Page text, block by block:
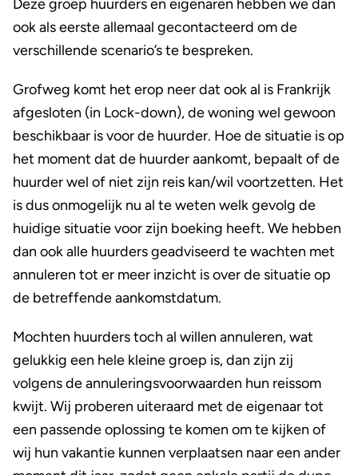
Deze groep huurders en eigenaren hebben we dan
ook als eerste allemaal gecontacteerd om de
verschillende scenario’s te bespreken.
Grofweg komt het erop neer dat ook al is Frankrijk
afgesloten (in Lock-down), de woning wel gewoon
beschikbaar is voor de huurder. Hoe de situatie is op
het moment dat de huurder aankomt, bepaalt of de
huurder wel of niet zijn reis kan/wil voortzetten. Het
is dus onmogelijk nu al te weten welk gevolg de
huidige situatie voor zijn boeking heeft. We hebben
dan ook alle huurders geadviseerd te wachten met
annuleren tot er meer inzicht is over de situatie op
de betreffende aankomstdatum.
Mochten huurders toch al willen annuleren, wat
gelukkig een hele kleine groep is, dan zijn zij
volgens de annuleringsvoorwaarden hun reissom
kwijt. Wij proberen uiteraard met de eigenaar tot
een passende oplossing te komen om te kijken of
wij hun vakantie kunnen verplaatsen naar een ander